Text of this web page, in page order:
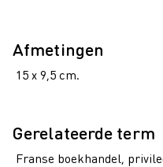
Afmetingen
15 x 9,5 cm.
Gerelateerde term
Franse boekhandel,